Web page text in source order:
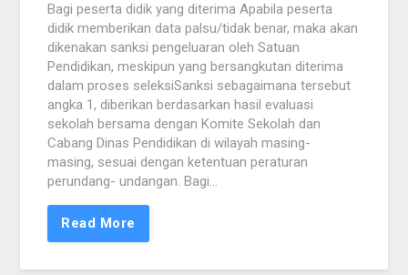
Bagi peserta didik yang diterima Apabila peserta
didik memberikan data palsu/tidak benar, maka akan
dikenakan sanksi pengeluaran oleh Satuan
Pendidikan, meskipun yang bersangkutan diterima
dalam proses seleksiSanksi sebagaimana tersebut
angka 1, diberikan berdasarkan hasil evaluasi
sekolah bersama dengan Komite Sekolah dan
Cabang Dinas Pendidikan di wilayah masing-
masing, sesuai dengan ketentuan peraturan
perundang- undangan. Bagi…
Read More